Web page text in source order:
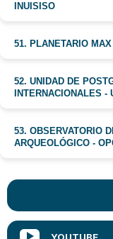
INUISISO
51. PLANETARIO
52. UNIDAD DE
INTERNACIONALES -
53. OBSERVATORIO
ARQUEOLÓGICO -